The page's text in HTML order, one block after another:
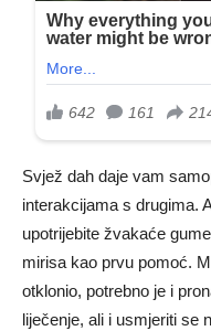
Svjež dah daje vam
interakcijama s drugima.
upotrijebite žvakaće
mirisa kao prvu pomoć.
otklonio, potrebno je i
liječenje, ali i usmjeriti se